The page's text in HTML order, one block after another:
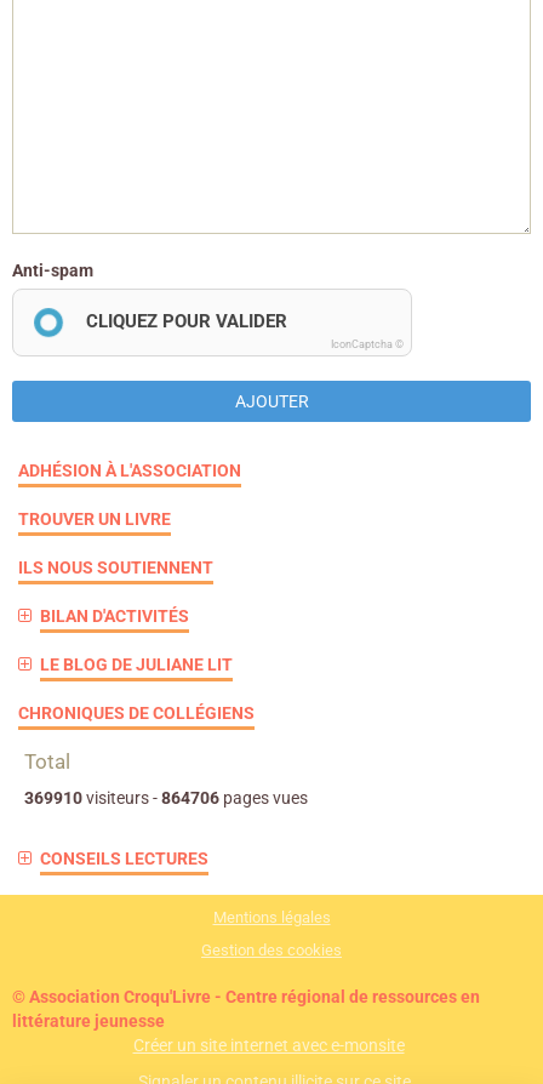
Anti-spam
CLIQUEZ POUR VALIDER
IconCaptcha ©
AJOUTER
ADHÉSION À L'ASSOCIATION
TROUVER UN LIVRE
ILS NOUS SOUTIENNENT
BILAN D'ACTIVITÉS
LE BLOG DE JULIANE LIT
CHRONIQUES DE COLLÉGIENS
Total
369910visiteurs -864706 pages vues
CONSEILS LECTURES
Mentions légales
Gestion des cookies
© Association Croqu'Livre - Centre régional de ressources en
littérature jeunesse
Créer un site internet avec e-monsite